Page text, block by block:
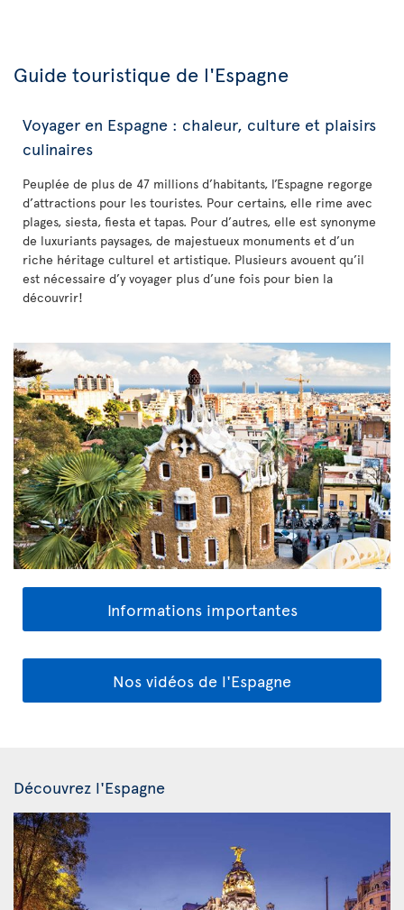
Guide touristique de l'Espagne
Voyager en Espagne : chaleur, culture et plaisirs
culinaires
Peuplée de plus de 47 millions d’habitants, l’Espagne regorge
d’attractions pour les touristes. Pour certains, elle rime avec
plages, siesta, fiesta et tapas. Pour d’autres, elle est synonyme
de luxuriants paysages, de majestueux monuments et d’un
riche héritage culturel et artistique. Plusieurs avouent qu’il
est nécessaire d’y voyager plus d’une fois pour bien la
découvrir!
Informations importantes
Nos vidéos de l'Espagne
Découvrez l'Espagne